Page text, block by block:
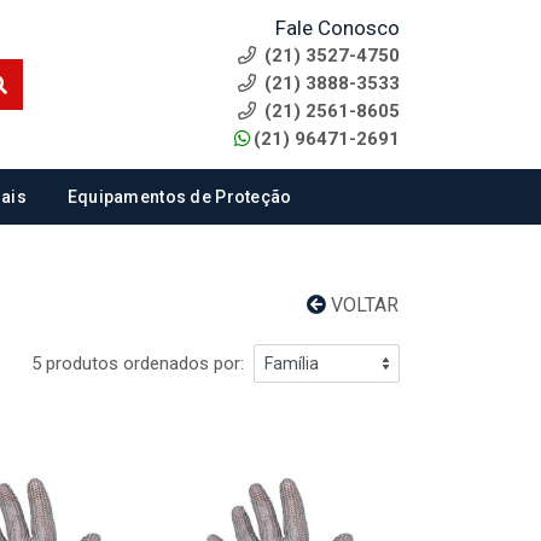
Fale Conosco
(21) 3527-4750
(21) 3888-3533
(21) 2561-8605
(21) 96471-2691
Equipamentos de Proteção
VOLTAR
5 produtos ordenados por: